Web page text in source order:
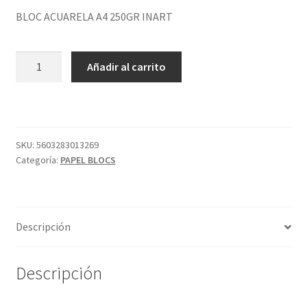
BLOC ACUARELA A4 250GR INART
cantidad
Añadir al carrito
SKU: 5603283013269
Categoría: PAPEL BLOCS
Descripción
Descripción